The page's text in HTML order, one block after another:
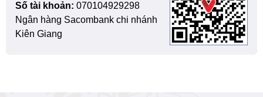
Số tài khoản: 070104929298
Ngân hàng Sacombank chi nhánh
Kiên Giang